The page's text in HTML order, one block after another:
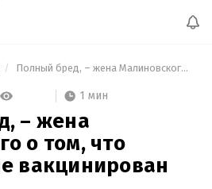
Полный бред, – жена Малиновского о том, что футболист не вакцинирован
1 мин
– жена
о том, что
вакцинирован